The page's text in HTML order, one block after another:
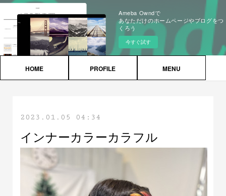
Ameba Owndで
あなただけのホームページやブログをつ
くろう
今すぐ試す
HOME PROFILE MENU
2023.01.05 04:34
インナーカラーカラフル